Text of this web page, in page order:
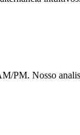
PM. Nosso